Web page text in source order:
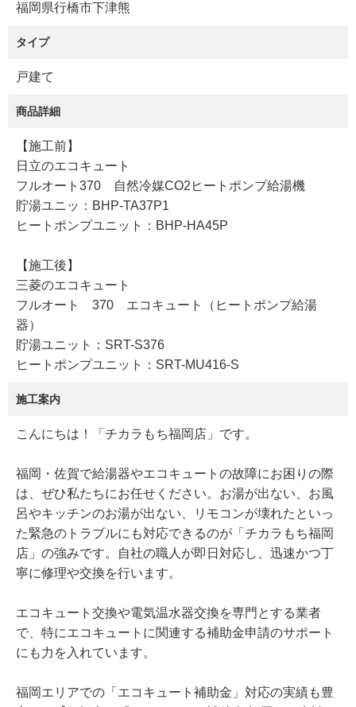
福岡県行橋市下津熊
タイプ
戸建て
商品詳細
【施工前】
日立のエコキュート
フルオート370 自然冷媒CO2ヒートポンプ給湯機
貯湯ユニッ：BHP-TA37P1
ヒートポンプユニット：BHP-HA45P
【施工後】
三菱のエコキュート
フルオート 370 エコキュート（ヒートポンプ給湯
器）
貯湯ユニット：SRT-S376
ヒートポンプユニット：SRT-MU416-S
施工案内
こんにちは！「チカラもち福岡店」です。
福岡・佐賀で給湯器やエコキュートの故障にお困りの際
は、ぜひ私たちにお任せください。お湯が出ない、お風
呂やキッチンのお湯が出ない、リモコンが壊れたといっ
た緊急のトラブルにも対応できるのが「チカラもち福岡
店」の強みです。自社の職人が即日対応し、迅速かつ丁
寧に修理や交換を行います。
エコキュート交換や電気温水器交換を専門とする業者
で、特にエコキュートに関連する補助金申請のサポート
にも力を入れています。
福岡エリアでの「エコキュート補助金」対応の実績も豊